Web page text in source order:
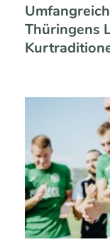
Thüringens